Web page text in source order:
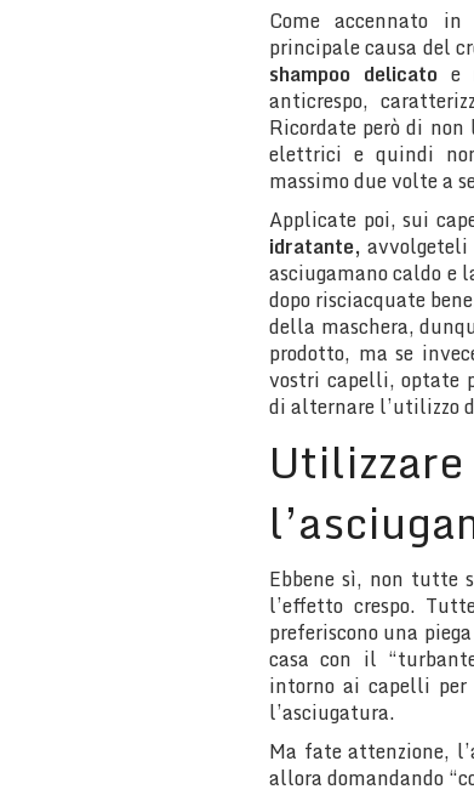
Come accennato in
principale causa del
shampoo delicatoe
anticrespo,
Ricordate però di
elettrici e quindi
massimo due volte a
Applicate poi, sui
idratante,
asciugamano caldo
dopo risciacquate
della maschera,
prodotto, ma se
vostri capelli, optate
di alternare l’utilizzo
Ebbene sì, non tutte
l’effetto crespo.
preferiscono una
casa con il
intorno ai capelli per
l’asciugatura.
Ma fate attenzione,
allora domandando